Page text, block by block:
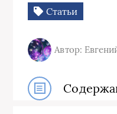
Статьи
Автор: